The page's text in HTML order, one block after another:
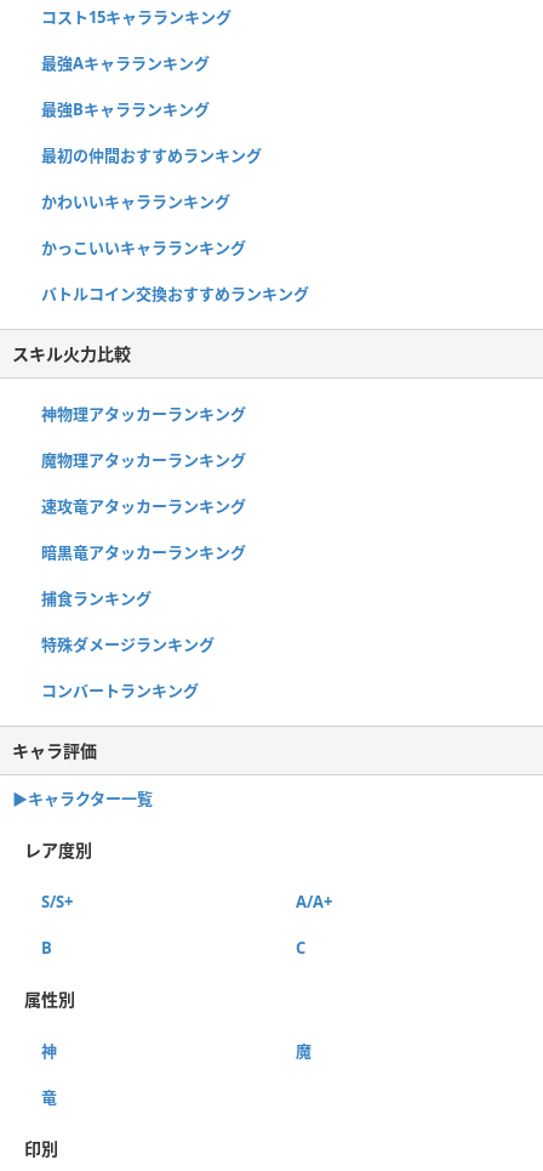
コスト15キャラランキング
最強Aキャラランキング
最強Bキャラランキング
最初の仲間おすすめランキング
かわいいキャラランキング
かっこいいキャラランキング
バトルコイン交換おすすめランキング
スキル火力比較
神物理アタッカーランキング
魔物理アタッカーランキング
速攻竜アタッカーランキング
暗黒竜アタッカーランキング
捕食ランキング
特殊ダメージランキング
コンバートランキング
キャラ評価
▶︎キャラクター一覧
レア度別
S/S+ A/A+
B C
属性別
神 魔
竜
印別